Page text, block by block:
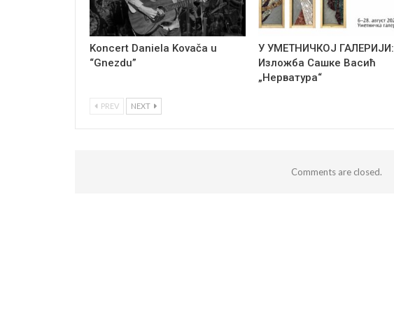
Koncert Daniela Kovača u
“Gnezdu”
У УМЕТНИЧКОЈ ГАЛЕРИЈИ:
Изложба Сашке Васић
„Нерватура“
PREV NEXT
Comments are closed.